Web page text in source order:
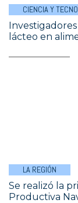
CIENCIA Y
lácteo en
LA REGIÓN
Se realizó la
Productiva